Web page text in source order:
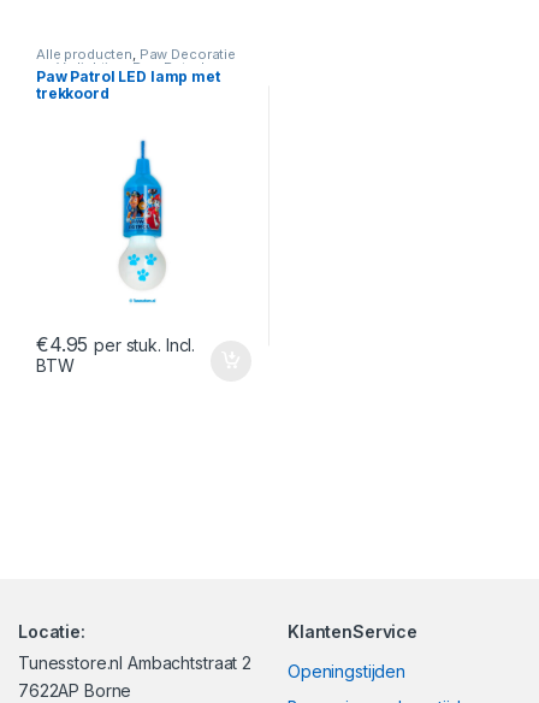
Alle producten, Paw Decoratie
en Verlichting ,Paw Patrol
Paw Patrol LED lamp met
trekkoord
€4.95 per stuk. Incl.
BTW
Locatie:
Tunesstore.nl Ambachtstraat 2
7622AP Borne
KlantenService
Openingstijden